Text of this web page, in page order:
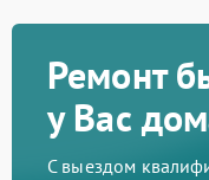
Ремонт
у Вас
С выездом